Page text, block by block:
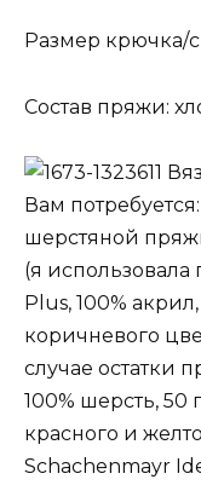
Размер крючка/
Состав пряжи:
Вам
шерстяной
(я
Plus, 100%
коричневого
случае остатки
100% шерсть, 50
красного и
Schachenmayr